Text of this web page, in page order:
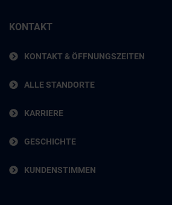
KONTAKT
KONTAKT & ÖFFNUNGSZEITEN
ALLE STANDORTE
KARRIERE
GESCHICHTE
KUNDENSTIMMEN